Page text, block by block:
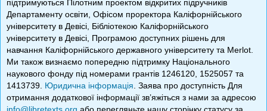
підтримуються Пілотним проектом відкритих підручників
Департаменту освіти, Офісом проректора Каліфорнійського
університету в Девісі, Бібліотекою Каліфорнійського
університету в Девісі, Програмою доступних рішень для
навчання Каліфорнійського державного університету та Merlot.
Ми також визнаємо попередню підтримку Національного
наукового фонду під номерами грантів 1246120, 1525057 та
1413739. Юридична інформація . Заява про доступність Для
отримання додаткової інформації зв’яжіться з нами за адресою
info@libretexts.org або перегляньте нашу сторінку статусу за